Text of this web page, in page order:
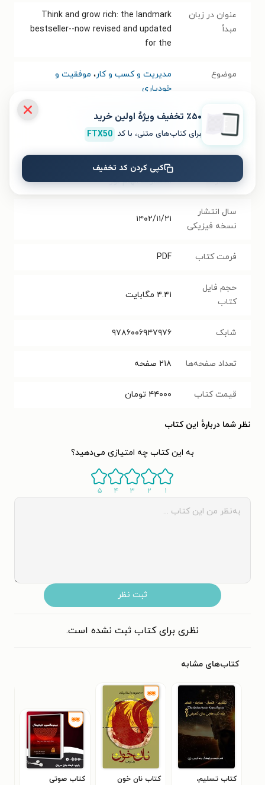
عنوان در زبان
مبدأ
Think and grow rich: the landmark
bestseller--now revised and updated
for the
موضوع مدیریت و کسب و کار، موفقیت و
خودیاری
نویسنده ناپلئون هيل،آرتور آر. پل
انتشارات انتشارات الهام نور
سال انتشار
نسخه فیزیکی
۱۴۰۲/۱۱/۲۱
فرمت کتاب PDF
حجم فایل
کتاب
۴.۴۱ مگابایت
شابک ۹۷۸۶۰۰۶۹۴۷۹۷۶
تعداد صفحه‌ها ۲۱۸ صفحه
قیمت کتاب ۴۴۰۰۰ تومان
نظر شما دربارهٔ این کتاب
به این کتاب چه امتیازی می‌دهید؟
۱ ۲ ۳ ۴ ۵
ثبت نظر
نظری برای کتاب ثبت نشده است.
کتاب‌های مشابه
کتاب تسلیم،
کتاب نان خون
کتاب صوتی
٪۵۰ تخفیف ویژۀ اولین خرید
برای کتاب‌های متنی، با کد FTX50
کپی کردن کد تخفیف